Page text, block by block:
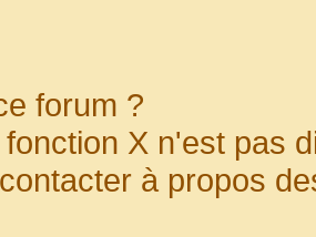
forum ?
X n'est pas
à propos